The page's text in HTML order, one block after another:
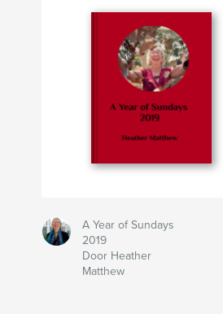
A Year of Sundays
2019
Door Heather
Matthew